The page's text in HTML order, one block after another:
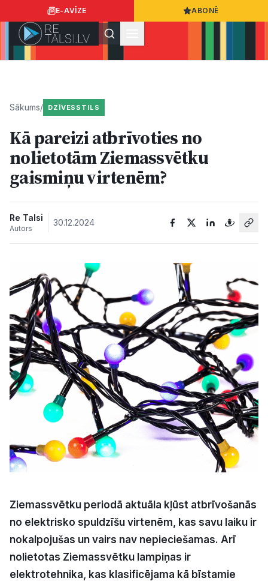
E-AVĪZE ABONĒ
Ziņas
Sabiedrība
Bizness
Video
Vieta
Sludinājumi
Reklāma
Politiskā reklāma
Sākums/ DZĪVESSTILS
Kā pareizi atbrīvoties no
nolietotām Ziemassvētku
gaismiņu virtenēm?
Re Talsi
Autors
30.12.2024
Ziemassvētku periodā aktuāla kļūst atbrīvošanās
no elektrisko spuldzīšu virtenēm, kas savu laiku ir
nokalpojušas un vairs nav nepieciešamas. Arī
nolietotas Ziemassvētku lampiņas ir
elektrotehnika, kas klasificējama kā bīstamie